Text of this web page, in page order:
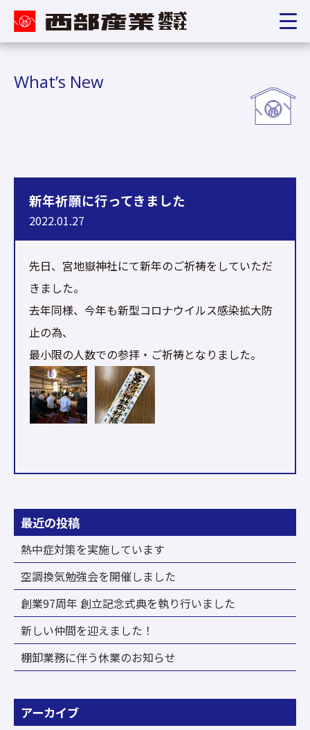
What’s New
新年祈願に行ってきました
2022.01.27
先日、宮地嶽神社にて新年のご祈祷をしていただ
きました。
去年同様、今年も新型コロナウイルス感染拡大防
止の為、
最小限の人数での参拝・ご祈祷となりました。
最近の投稿
熱中症対策を実施しています
空調換気勉強会を開催しました
創業97周年 創立記念式典を執り行いました
新しい仲間を迎えました！
棚卸業務に伴う休業のお知らせ
アーカイブ